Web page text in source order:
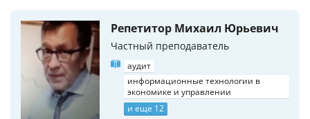
Репетитор Михаил Юрьевич
Частный преподаватель
аудит
информационные технологии в
экономике и управлении
и еще 12